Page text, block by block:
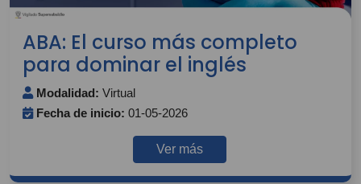
ABA: El curso más completo
para dominar el inglés
Modalidad: Virtual
Fecha de inicio: 01-05-2026
Ver más